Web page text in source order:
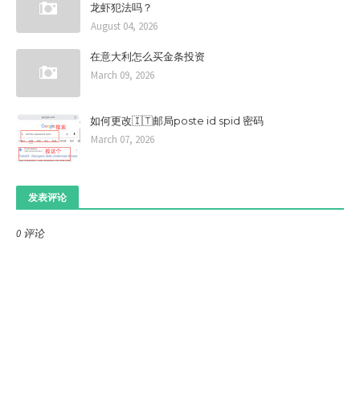
龙虾犯法吗？
August 04, 2026
在意大利怎么买金条投资
March 09, 2026
如何更改🇮🇹邮局poste id spid 密码
March 07, 2026
发表评论
0 评论